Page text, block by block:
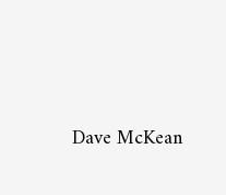
Dave McKean